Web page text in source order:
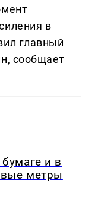
в
главный
сообщает
и в
метры